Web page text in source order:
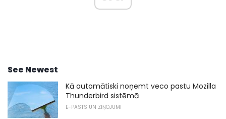
See Newest
Kā automātiski noņemt veco pastu Mozilla
Thunderbird sistēmā
E-PASTS UN ZIŅOJUMI